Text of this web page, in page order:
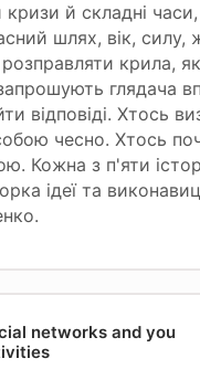
й складні
шлях, вік, силу,
крила,
глядача
відповіді. Хтось
чесно. Хтось
Кожна з п'яти
ідеї та
networks and you